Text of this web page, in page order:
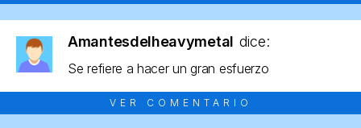
Amantesdelheavymetal dice:
Se refiere a hacer un gran esfuerzo
VER COMENTARIO